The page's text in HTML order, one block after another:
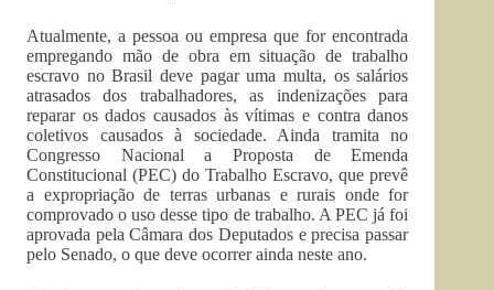
Atualmente, a pessoa ou empresa que for encontrada
empregando mão de obra em situação de trabalho
escravo no Brasil deve pagar uma multa, os salários
atrasados dos trabalhadores, as indenizações para
reparar os dados causados às vítimas e contra danos
coletivos causados à sociedade. Ainda tramita no
Congresso Nacional a Proposta de Emenda
Constitucional (PEC) do Trabalho Escravo, que prevê
a expropriação de terras urbanas e rurais onde for
comprovado o uso desse tipo de trabalho. A PEC já foi
aprovada pela Câmara dos Deputados e precisa passar
pelo Senado, o que deve ocorrer ainda neste ano.